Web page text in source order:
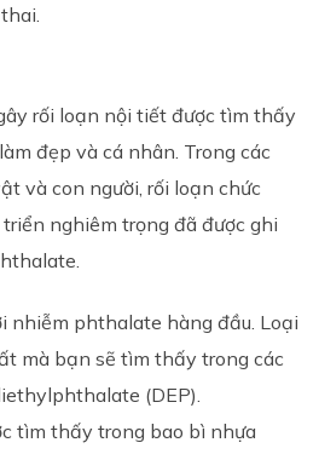
rối loạn nội tiết được tìm thấy
đẹp và cá nhân. Trong các
và con người, rối loạn chức
nghiêm trọng đã được ghi
nhiễm phthalate hàng đầu. Loại
mà bạn sẽ tìm thấy trong các
(DEP).
tìm thấy trong bao bì nhựa